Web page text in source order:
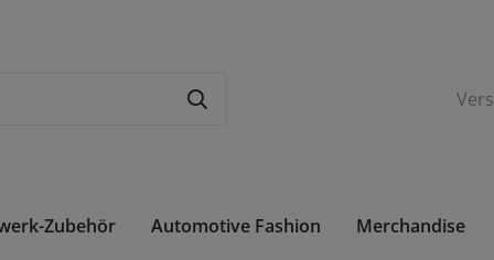
Zubehör Automotive Fashion Merchandise